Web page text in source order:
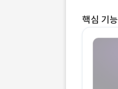
핵심 기능